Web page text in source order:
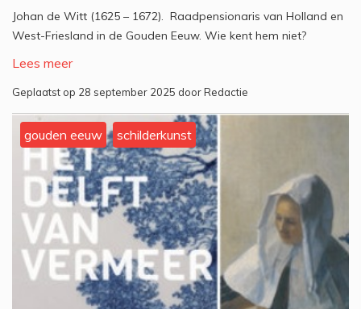
Johan de Witt (1625 – 1672). Raadpensionaris van Holland en
West-Friesland in de Gouden Eeuw. Wie kent hem niet?
Lees meer
Geplaatst op 28 september 2025 door Redactie
gouden eeuw schilderkunst